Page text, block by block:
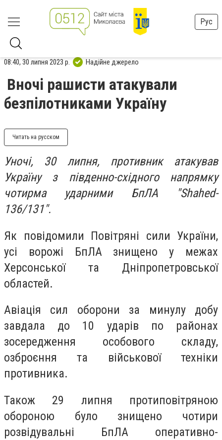
Рус
08:40, 30 липня 2023 р. Надійне джерело
Вночі рашисти атакували
безпілотниками Україну
Читать на русском
Уночі, 30 липня, противник атакував
Україну з південно-східного напрямку
чотирма ударними БпЛА "Shahed-
136/131".
Як повідомили Повітряні сили України,
усі ворожі БпЛА знищено у межах
Херсонської та Дніпропетровської
областей.
Авіація сил оборони за минулу добу
завдала до 10 ударів по районах
зосередження особового складу,
озброєння та військової техніки
противника.
Також 29 липня протиповітряною
обороною було знищено чотири
розвідувальні БпЛА оперативно-